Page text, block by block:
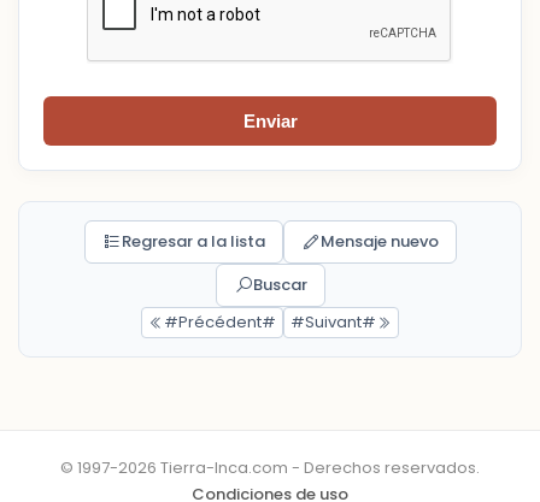
Enviar
Regresar a la lista
Mensaje nuevo
Buscar
#Précédent#
#Suivant#
© 1997-2026 Tierra-Inca.com - Derechos reservados.
Condiciones de uso